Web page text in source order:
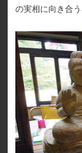
の実相に向き合